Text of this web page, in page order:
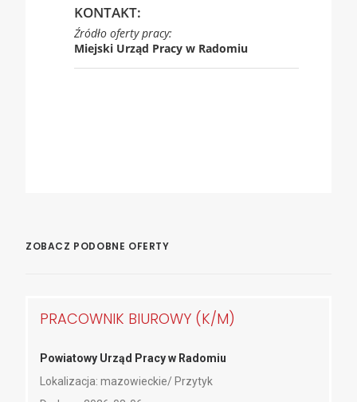
KONTAKT:
Źródło oferty pracy:
Miejski Urząd Pracy w Radomiu
ZOBACZ PODOBNE OFERTY
PRACOWNIK BIUROWY (K/M)
Powiatowy Urząd Pracy w Radomiu
Lokalizacja: mazowieckie/ Przytyk